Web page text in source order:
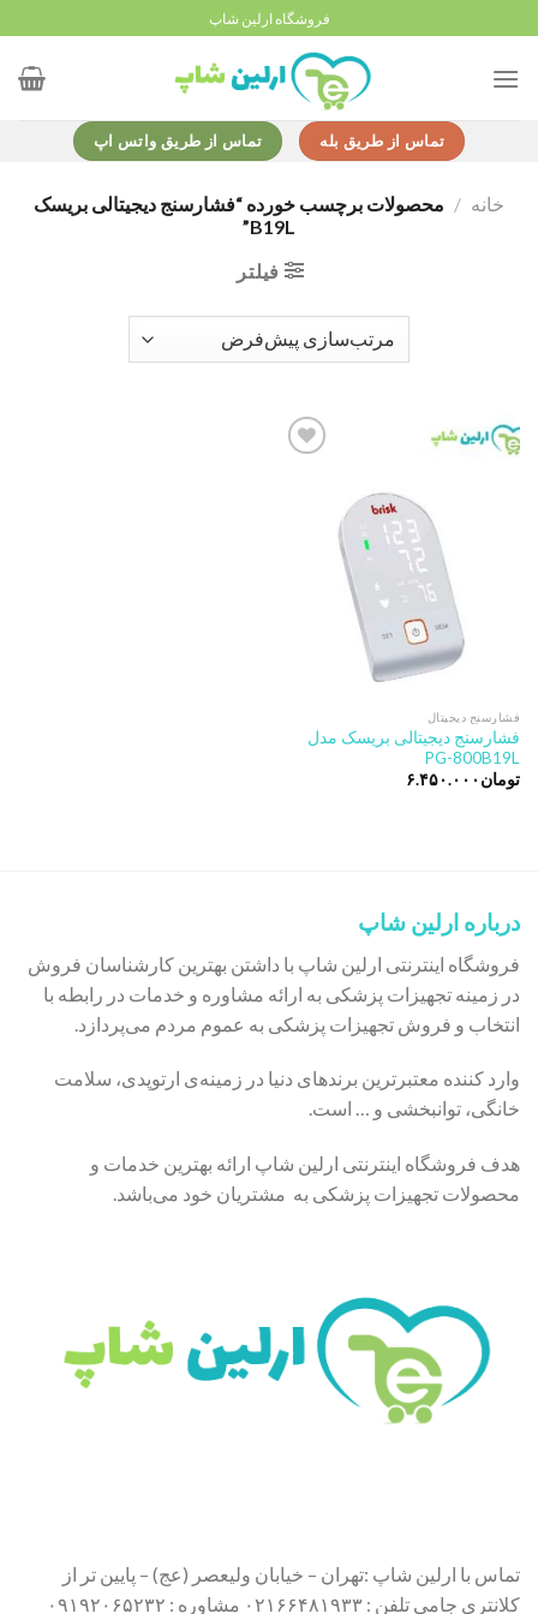
to
content
فروشگاه ارلین شاپ
تماس از طریق بله تماس از طریق واتس اپ
خانه / محصولات برچسب خورده “فشارسنج دیجیتالی بریسک
B19L”
فیلتر
فشارسنج دیجیتال
فشارسنج دیجیتالی بریسک مدل
PG-800B19L
تومان ۶.۴۵۰.۰۰۰
درباره ارلین شاپ
فروشگاه اینترنتی ارلین شاپ با داشتن بهترین کارشناسان فروش
در زمینه تجهیزات پزشکی به ارائه مشاوره و خدمات در رابطه با
انتخاب و فروش تجهیزات پزشکی به عموم مردم می‌پردازد.
وارد کننده معتبرترین برندهای دنیا در زمینه‌ی ارتوپدی، سلامت
خانگی، توانبخشی و … است.
هدف فروشگاه اینترنتی ارلین شاپ ارائه بهترین خدمات و
محصولات تجهیزات پزشکی به مشتریان خود می‌باشد.
تماس با ارلین شاپ :تهران – خیابان ولیعصر (عج) – پایین تر از
کلانتری جامی تلفن : ۰۲۱۶۶۴۸۱۹۳۳ مشاوره : ۰۹۱۹۲۰۶۵۲۳۲